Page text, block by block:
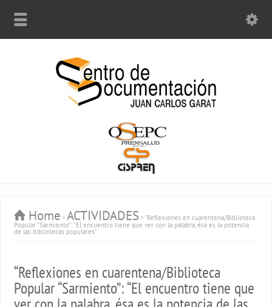
Home ACTIVIDADES
“Reflexiones en cuarentena/Biblioteca
Popular “Sarmiento”: “El encuentro tiene que ver con la palabra, ésa es la potencia
de las bibliotecas populares”
“Reflexiones en cuarentena/Biblioteca
Popular “Sarmiento”: “El encuentro tiene que